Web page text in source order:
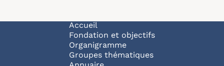
Navigation principale
Accueil
Fondation et objectifs
Organigramme
Groupes thématiques